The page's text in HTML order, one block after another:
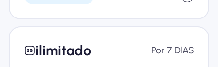
ilimitado Por 7 DÍAS